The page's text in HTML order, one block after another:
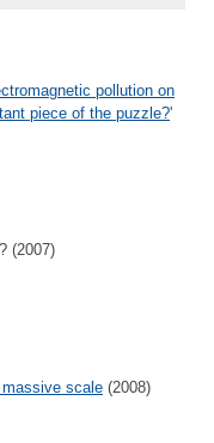
pollution on
piece of the puzzle?'
? (2007)
scale (2008)